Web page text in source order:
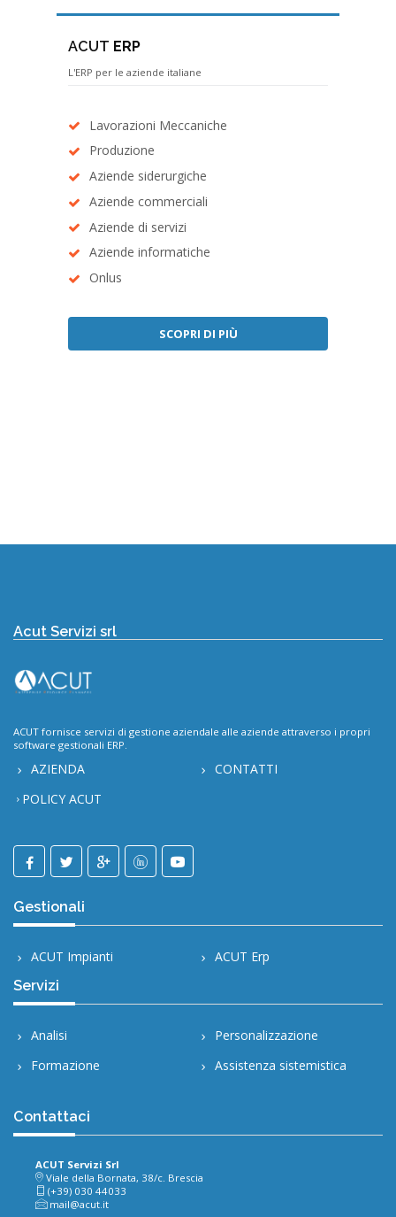
ACUT ERP
L'ERP per le aziende italiane
Lavorazioni Meccaniche
Produzione
Aziende siderurgiche
Aziende commerciali
Aziende di servizi
Aziende informatiche
Onlus
SCOPRI DI PIÙ
Acut Servizi srl
ACUT fornisce servizi di gestione aziendale alle aziende attraverso i propri
software gestionali ERP.
AZIENDA
CONTATTI
POLICY ACUT
Gestionali
ACUT Impianti
ACUT Erp
Servizi
Analisi
Personalizzazione
Formazione
Assistenza sistemistica
Contattaci
ACUT Servizi Srl
Viale della Bornata, 38/c. Brescia
(+39) 030 44033
mail@acut.it